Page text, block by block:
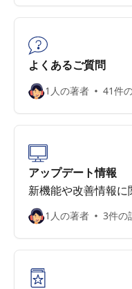
よくあるご質問
1人の著者 41件
アップデート情報
新機能や改善情報に
1人の著者 3件の